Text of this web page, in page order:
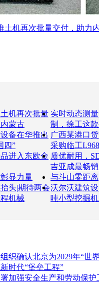
土机再次批量交付，助力
机再次批量
蒙古
实时动态测
制，徐工这
备在华推出
四”
广西某港口
采购临工
进入东欧金 质优耐用，
吉亚成最畅
显力量
与斗山零距离
头|期待两会
机械
沃尔沃建筑
吨小型挖掘
织确认北京为2029年“世界
时代“堡垒工程”
加强安全生产和劳动保护